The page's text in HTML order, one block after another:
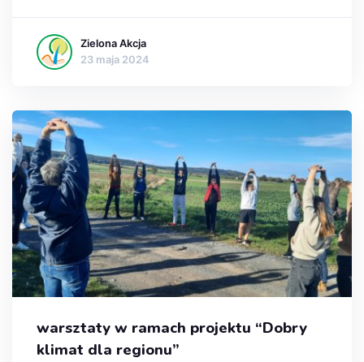
Zielona Akcja
23 maja 2024
warsztaty w ramach projektu “Dobry
klimat dla regionu”